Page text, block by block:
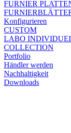
FURNIER
Konfigurieren
CUSTOM
LABO
COLLECTION
Portfolio
Händler werden
Nachhaltigkeit
Downloads